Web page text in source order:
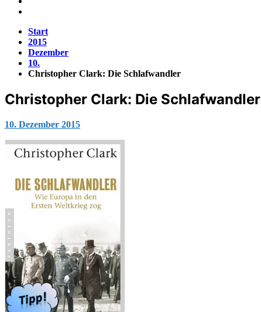
Start
2015
Dezember
10.
Christopher Clark: Die Schlafwandler
Christopher Clark: Die Schlafwandler
Jana
10. Dezember 2015